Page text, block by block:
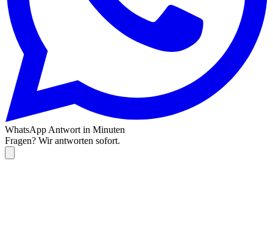
WhatsApp Antwort in Minuten
Fragen? Wir antworten sofort.